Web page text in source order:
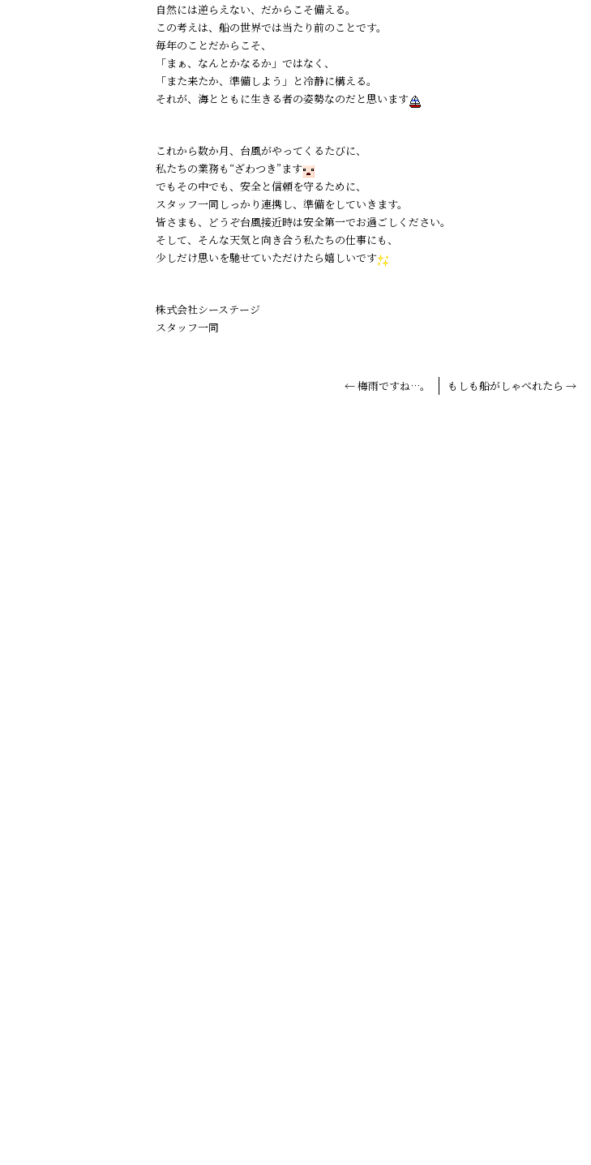
自然には逆らえない、だからこそ備える。
この考えは、船の世界では当たり前のことです。
毎年のことだからこそ、
「まぁ、なんとかなるか」ではなく、
「また来たか、準備しよう」と冷静に構える。
それが、海とともに生きる者の姿勢なのだと思います
これから数か月、台風がやってくるたびに、
私たちの業務も“ざわつき”ます
でもその中でも、安全と信頼を守るために、
スタッフ一同しっかり連携し、準備をしていきます。
皆さまも、どうぞ台風接近時は安全第一でお過ごしください。
そして、そんな天気と向き合う私たちの仕事にも、
少しだけ思いを馳せていただけたら嬉しいです
株式会社シーステージ
スタッフ一同
←梅雨ですね…。 もしも船がしゃべれたら →